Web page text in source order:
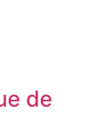
de